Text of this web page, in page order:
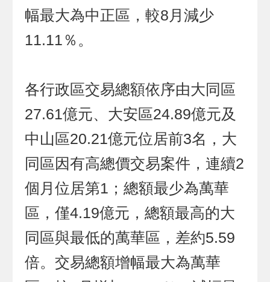
幅最大為中正區，較8月減少
11.11％。
各行政區交易總額依序由大同區
27.61億元、大安區24.89億元及
中山區20.21億元位居前3名，大
同區因有高總價交易案件，連續2
個月位居第1；總額最少為萬華
區，僅4.19億元，總額最高的大
同區與最低的萬華區，差約5.59
倍。交易總額增幅最大為萬華